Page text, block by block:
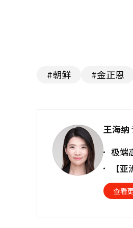
#朝鲜 #金正恩
王海纳
极端
【
查看